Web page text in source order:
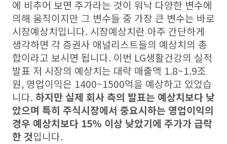
에 비추어 보면 주가라는 것이 워낙 다양한 변수에
의해 움직이지만 그 변수들 중 가장 큰 변수는 바로
시장예상치입니다. 시장예상치란 아주 간단하게
생각하면 각 증권사 애널리스트들의 예상치의 총
합이라고 보시면 됩니다. 이번 LG생활건강의 실적
발표 저 시장의 예상치는 대략 매출액 1.8~1.9조
원, 영업이익은 1400~1500억을 예상하고 있었습
니다. 하지만 실제 회사 측의 발표는 예상치보다 낮
았으며 특히 주식시장에서 중요시하는 영업이익의
경우 예상치보다 15% 이상 낮았기에 주가가 급락
한 것입니다.